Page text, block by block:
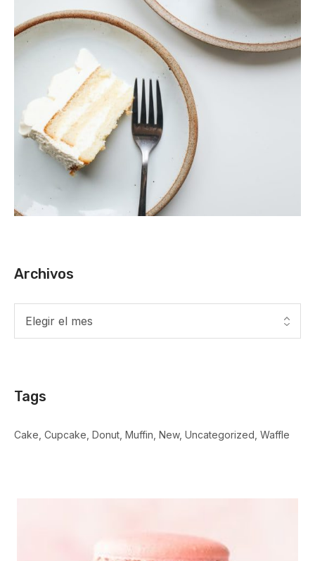
Archivos
Tags
Cake Cupcake Donut Muffin New Uncategorized Waffle